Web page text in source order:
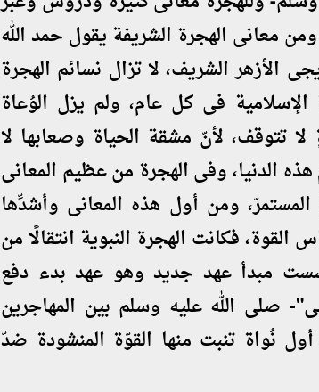
ومن معانى الهجرة الشريفة يقول حمد الله
الأزهر الشريف، لا تزال نسائم الهجرة
الإسلامية فى كل عام، ولم يزل الوُعاة
تتوقف، لأنّ مشقة الحياة وصعابها لا
الدنيا، وفى الهجرة من عظيم المعانى
ومن أول هذه المعانى وأشدِّها
فكانت الهجرة النبوية انتقالًا من
مبدأ عهد جديد وهو عهد بدء دفع
صلى الله عليه وسلم بين المهاجرين
نُواة تنبت منها القوّة المنشودة ضدّ